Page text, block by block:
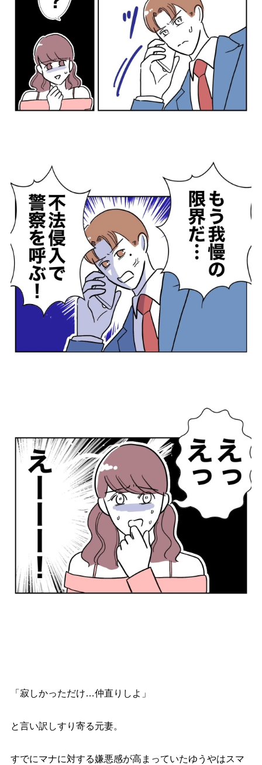
「寂しかっただけ…仲直りしよ」
と言い訳しすり寄る元妻。
すでにマナに対する嫌悪感が高まっていたゆうやはスマ